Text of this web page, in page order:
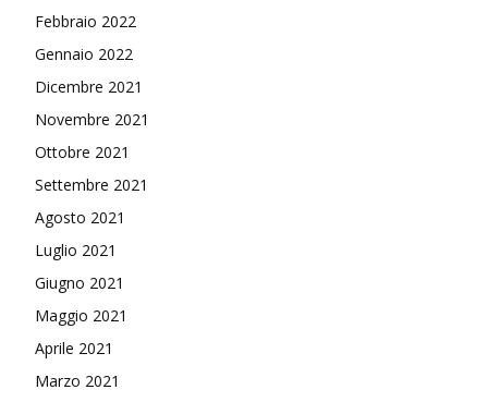
Febbraio 2022
Gennaio 2022
Dicembre 2021
Novembre 2021
Ottobre 2021
Settembre 2021
Agosto 2021
Luglio 2021
Giugno 2021
Maggio 2021
Aprile 2021
Marzo 2021